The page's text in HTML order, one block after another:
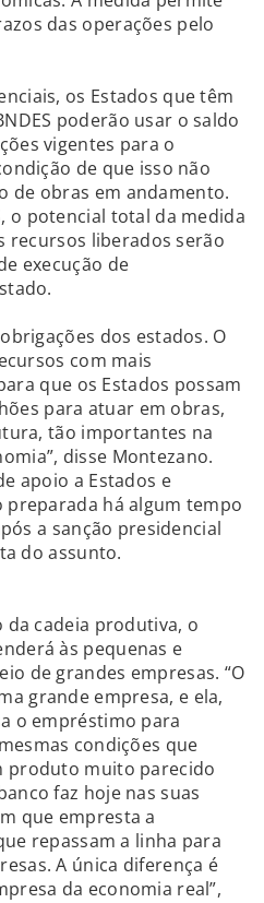
das operações pelo
os Estados que têm
poderão usar o saldo
vigentes para o
de que isso não
de obras em andamento.
o potencial total da medida
recursos liberados serão
execução de
dos estados. O
com mais
que os Estados possam
para atuar em obras,
tão importantes na
disse Montezano.
apoio a Estados e
preparada há algum tempo
a sanção presidencial
do assunto.
da cadeia produtiva, o
às pequenas e
de grandes empresas. “O
grande empresa, e ela,
o empréstimo para
condições que
produto muito parecido
faz hoje nas suas
que empresta a
repassam a linha para
A única diferença é
da economia real”,